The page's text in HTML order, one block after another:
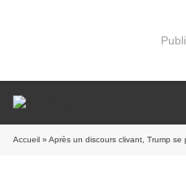
Accueil » Après un discours clivant, Trump